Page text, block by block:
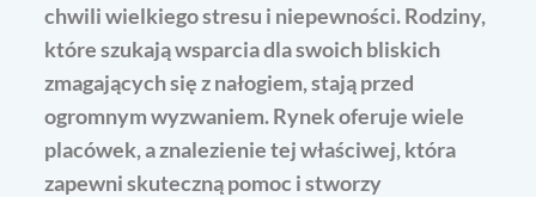
chwili wielkiego stresu i niepewności. Rodziny,
które szukają wsparcia dla swoich bliskich
zmagających się z nałogiem, stają przed
ogromnym wyzwaniem. Rynek oferuje wiele
placówek, a znalezienie tej właściwej, która
zapewni skuteczną pomoc i stworzy